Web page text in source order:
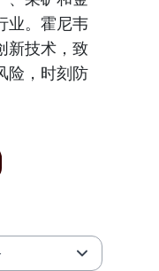
业。霍尼韦
新技术，致
险，时刻防